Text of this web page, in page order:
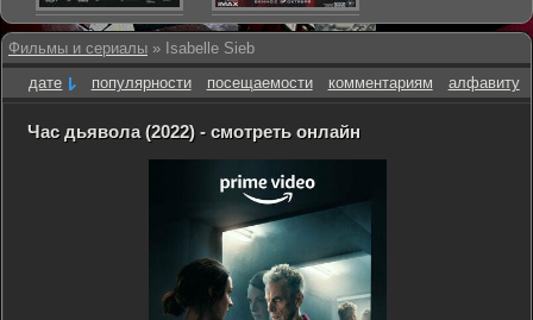
Фильмы и сериалы » Isabelle Sieb
дате
популярности посещаемости комментариям алфавиту
Час дьявола (2022) - смотреть онлайн